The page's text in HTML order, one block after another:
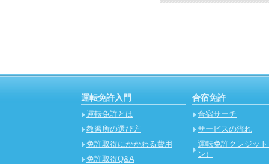
運転免許入門
運転免許とは
教習所の選び方
免許取得にかかわる費用
免許取得Q&A
合宿免許
合宿サーチ
サービスの流れ
運転免許クレジッ
ン）